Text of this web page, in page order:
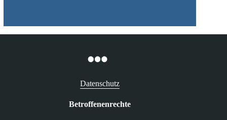
Datenschutz
Betroffenenrechte